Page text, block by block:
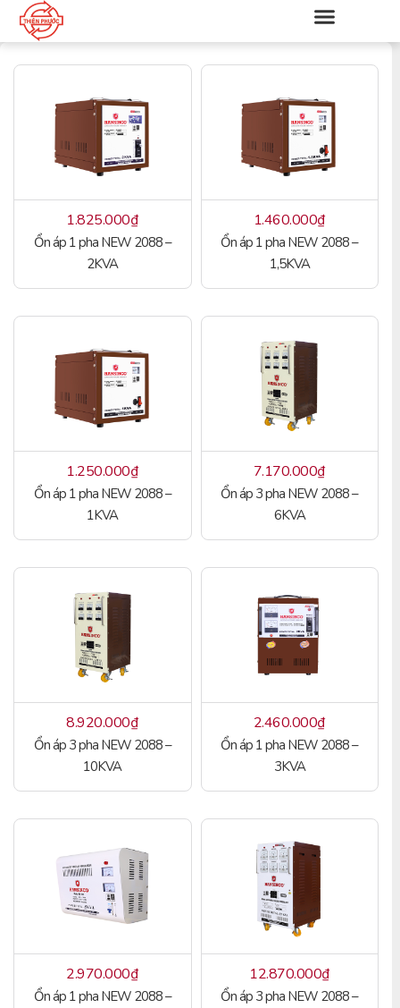
1.825.000₫
Ổn áp 1 pha NEW 2088 –
2KVA
1.460.000₫
Ổn áp 1 pha NEW 2088 –
1,5KVA
1.250.000₫
Ổn áp 1 pha NEW 2088 –
1KVA
7.170.000₫
Ổn áp 3 pha NEW 2088 –
6KVA
8.920.000₫
Ổn áp 3 pha NEW 2088 –
10KVA
2.460.000₫
Ổn áp 1 pha NEW 2088 –
3KVA
2.970.000₫
Ổn áp 1 pha NEW 2088 –
12.870.000₫
Ổn áp 3 pha NEW 2088 –